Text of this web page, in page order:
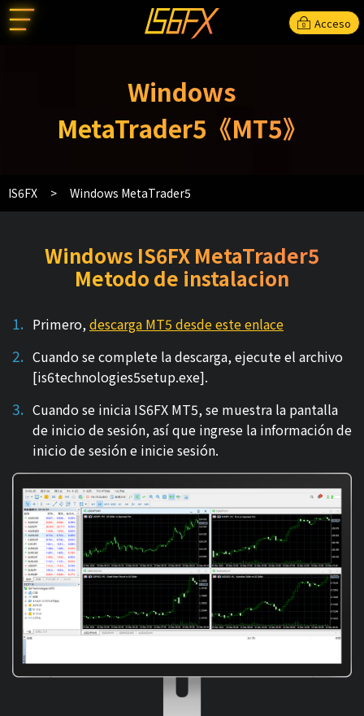
Acceso
Windows
MetaTrader5《MT5》
IS6FX Windows MetaTrader5
Windows IS6FX MetaTrader5
Metodo de instalacion
Primero,descarga MT5 desde este enlace
Cuando se complete la descarga, ejecute el archivo
[is6technologies5setup.exe].
Cuando se inicia IS6FX MT5, se muestra la pantalla
de inicio de sesión, así que ingrese la información de
inicio de sesión e inicie sesión.